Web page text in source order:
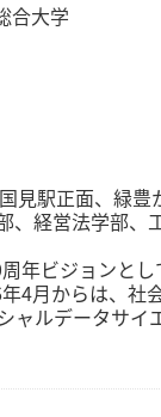
合大学
駅正面、緑豊
、経営法学部、
ビジョンとし
4月からは、社
ャルデータサイ